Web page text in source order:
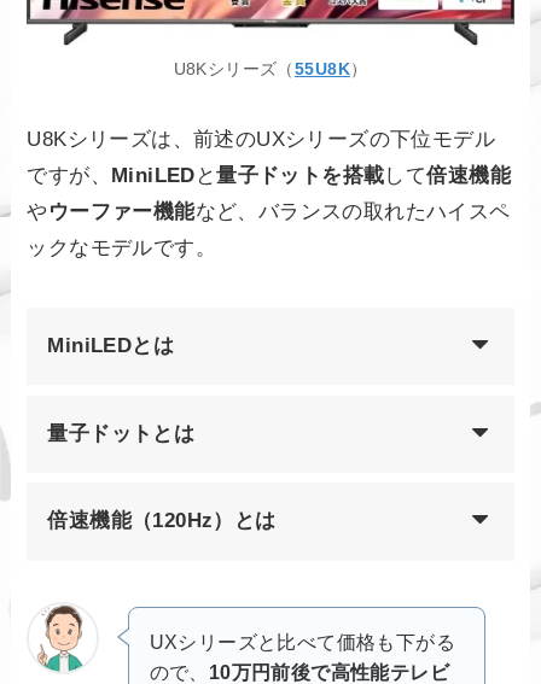
U8Kシリーズ（ 55U8K）
U8Kシリーズは、前述のUXシリーズの下位モデル
ですが、
MiniLED と量子ドットを搭載して倍速機能
や ウーファー機能など、バランスの取れたハイスペ
ックなモデルです。
MiniLEDとは
量子ドットとは
倍速機能（120Hz）とは
UXシリーズと比べて価格も下がる
ので、 10万円前後で高性能テレビ